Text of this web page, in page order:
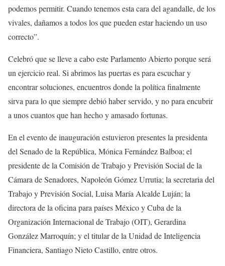
podemos permitir. Cuando tenemos esta cara del agandalle, de los
vivales, dañamos a todos los que pueden estar haciendo un uso
correcto”.
Celebró que se lleve a cabo este Parlamento Abierto porque será
un ejercicio real. Si abrimos las puertas es para escuchar y
encontrar soluciones, encuentros donde la política finalmente
sirva para lo que siempre debió haber servido, y no para encubrir
a unos cuantos que han hecho y amasado fortunas.
En el evento de inauguración estuvieron presentes la presidenta
del Senado de la República, Mónica Fernández Balboa; el
presidente de la Comisión de Trabajo y Previsión Social de la
Cámara de Senadores, Napoleón Gómez Urrutia; la secretaria del
Trabajo y Previsión Social, Luisa María Alcalde Luján; la
directora de la oficina para países México y Cuba de la
Organización Internacional de Trabajo (OIT), Gerardina
González Marroquín; y el titular de la Unidad de Inteligencia
Financiera, Santiago Nieto Castillo, entre otros.